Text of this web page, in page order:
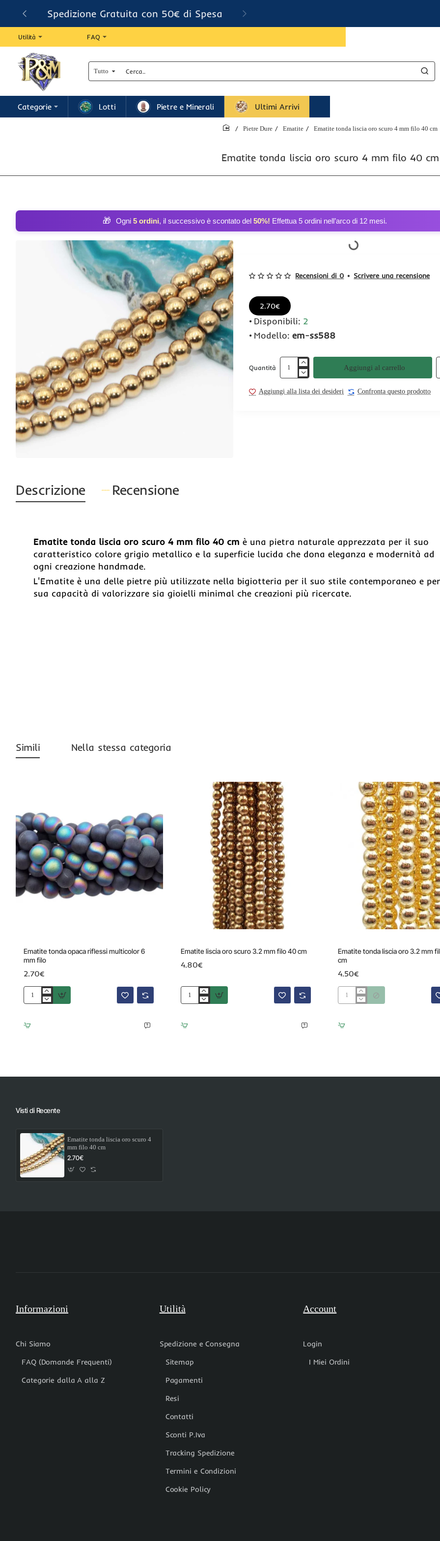
Spedizione Gratuita con 50€ di Spesa
Utilità FAQ
Tutto
Cerca..
Categorie Lotti Pietre e Minerali Ultimi Arrivi
Ematite tonda liscia oro scuro 4 mm filo 40 cm
Pietre Dure Ematite Ematite tonda liscia oro scuro 4 mm filo 40 cm
🎁 Ogni 5 ordini, il successivo è scontato del 50%! Effettua 5 ordini nell’arco di 12 mesi.
Recensioni di 0 • Scrivere una recensione
2.70€
Disponibili: 2
Modello: em-ss588
Quantità Aggiungi al carrello
Aggiungi alla lista dei desideri Confronta questo prodotto
Descrizione Recensione
Ematite tonda liscia oro scuro 4 mm filo 40 cm è una pietra naturale apprezzata per il suo
caratteristico colore grigio metallico e la superficie lucida che dona eleganza e modernità ad
ogni creazione handmade.
L'Ematite è una delle pietre più utilizzate nella bigiotteria per il suo stile contemporaneo e
sua capacità di valorizzare sia gioielli minimal che creazioni più ricercate.
Simili Nella stessa categoria
Ematite tonda opaca riflessi multicolor 6
mm filo
2.70€
Ematite
tonda
riflessi
multicolor
Ematite liscia oro scuro 3.2 mm filo 40 cm
4.80€
Ematite
liscia
scuro
3.2
Prodotto Esaurito
Ematite tonda liscia oro 3.2 mm
cm
4.50€
Ematite
tonda
oro
3.2
Visti di Recente
Ematite tonda liscia oro scuro 4
mm filo 40 cm
2.70€
Informazioni
Chi Siamo
FAQ (Domande Frequenti)
Categorie dalla A alla Z
Utilità
Spedizione e Consegna
Sitemap
Pagamenti
Resi
Contatti
Sconti P.Iva
Tracking Spedizione
Termini e Condizioni
Cookie Policy
Account
Login
I Miei Ordini